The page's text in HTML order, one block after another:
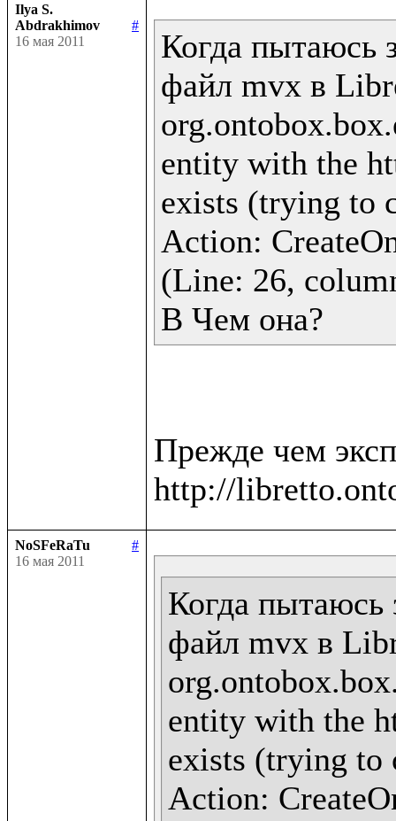
Ilya S.
Abdrakhimov
#
16 мая 2011
Когда пытаюсь
файл mvx в
entity with the
exists (trying to
Action:
(Line: 26,
В Чем она?
Прежде чем
NoSFeRaTu
#
16 мая 2011
Когда пытаюсь
файл mvx в
entity with the
exists (trying to
Action: